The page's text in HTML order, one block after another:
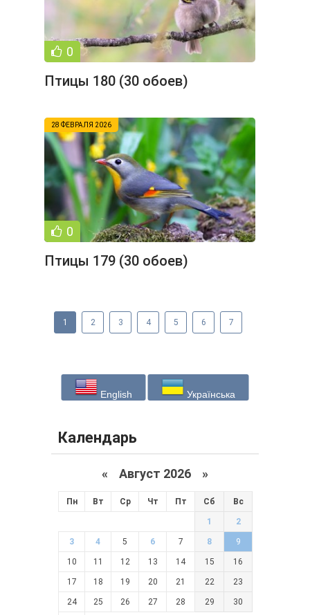
0
Птицы 180 (30 обоев)
28 ФЕВРАЛЯ 2026
0
Птицы 179 (30 обоев)
1 2 3 4 5 6 7
English Українська
Календарь
« Август 2026 »
Пн Вт Ср Чт Пт Сб Вс
1 2
3 4 5 6 7 8 9
10 11 12 13 14 15 16
17 18 19 20 21 22 23
24 25 26 27 28 29 30